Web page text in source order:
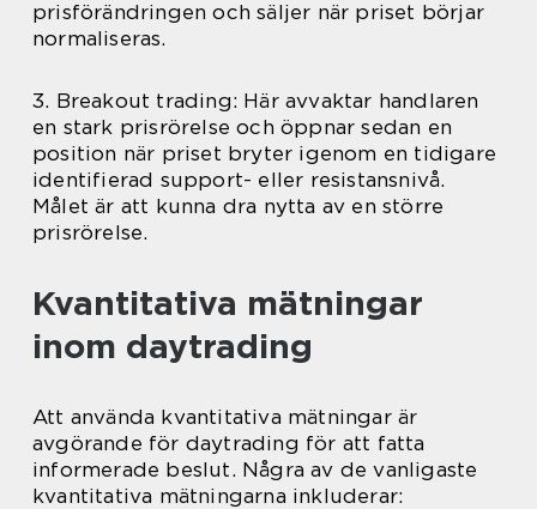
prisförändringen och säljer när priset börjar
normaliseras.
3. Breakout trading: Här avvaktar handlaren
en stark prisrörelse och öppnar sedan en
position när priset bryter igenom en tidigare
identifierad support- eller resistansnivå.
Målet är att kunna dra nytta av en större
prisrörelse.
Kvantitativa mätningar
inom daytrading
Att använda kvantitativa mätningar är
avgörande för daytrading för att fatta
informerade beslut. Några av de vanligaste
kvantitativa mätningarna inkluderar: